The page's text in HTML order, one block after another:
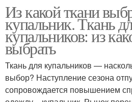
Из какой ткани
купальник. Ткань
купальников: из
выбрать
Ткань для купальников —
выбор? Наступление сезона
сопровождается повышением